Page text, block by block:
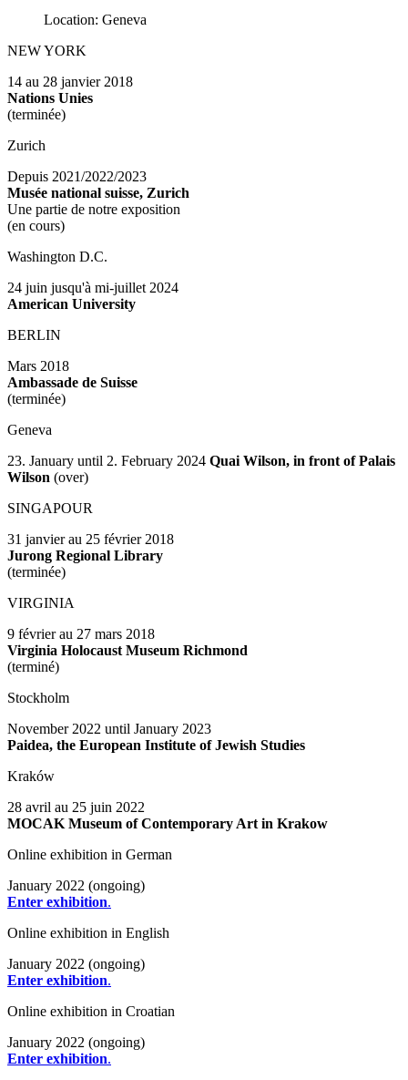
Location: Geneva
NEW YORK
14 au 28 janvier 2018
Nations Unies
(terminée)
Zurich
Depuis 2021/2022/2023
Musée national suisse, Zurich
Une partie de notre exposition
(en cours)
Washington D.C.
24 juin jusqu'à mi-juillet 2024
American University
BERLIN
Mars 2018
Ambassade de Suisse
(terminée)
Geneva
23. January until 2. February 2024 Quai Wilson, in front of Palais
Wilson (over)
SINGAPOUR
31 janvier au 25 février 2018
Jurong Regional Library
(terminée)
VIRGINIA
9 février au 27 mars 2018
Virginia Holocaust Museum Richmond
(terminé)
Stockholm
November 2022 until January 2023
Paidea, the European Institute of Jewish Studies
Kraków
28 avril au 25 juin 2022
MOCAK Museum of Contemporary Art in Krakow
Online exhibition in German
January 2022 (ongoing)
Enter exhibition.
Online exhibition in English
January 2022 (ongoing)
Enter exhibition.
Online exhibition in Croatian
January 2022 (ongoing)
Enter exhibition.